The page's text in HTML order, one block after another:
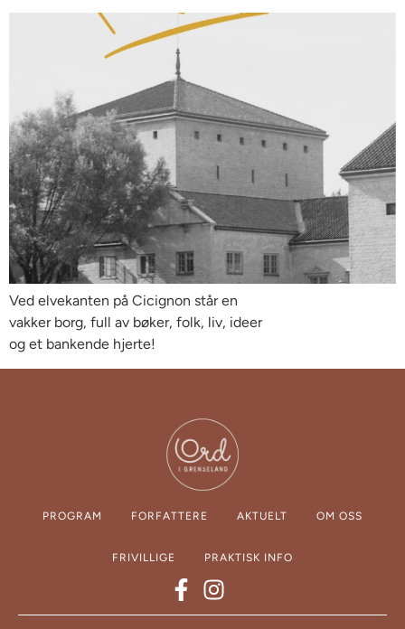
Ved elvekanten på Cicignon står en
vakker borg, full av bøker, folk, liv, ideer
og et bankende hjerte!
PROGRAM FORFATTERE AKTUELT OM OSS
FRIVILLIGE PRAKTISK INFO